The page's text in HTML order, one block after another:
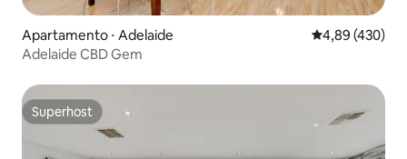
Apartamento ⋅ Adelaide 4,89 de uma
4,89 (430)
Adelaide CBD Gem
Superhost
Superhost